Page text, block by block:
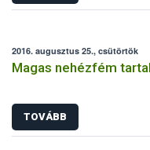
2016. augusztus 25., csütörtök
Magas nehézfém
TOVÁBB